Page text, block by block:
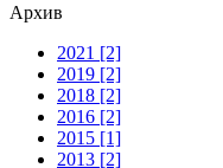
Архив
2021 [2]
2019 [2]
2018 [2]
2016 [2]
2015 [1]
2013 [2]